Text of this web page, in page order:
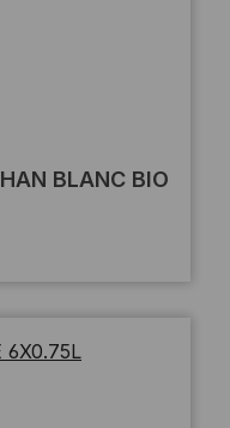
BLANC BIO